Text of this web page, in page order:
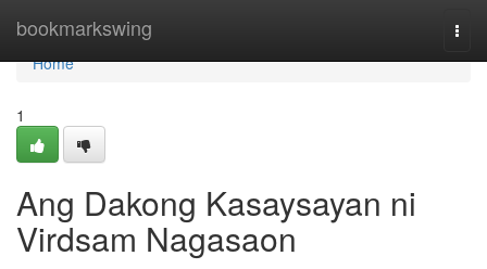
bookmarkswing
Home
Home
1
Ang Dakong Kasaysayan ni
Virdsam Nagasaon